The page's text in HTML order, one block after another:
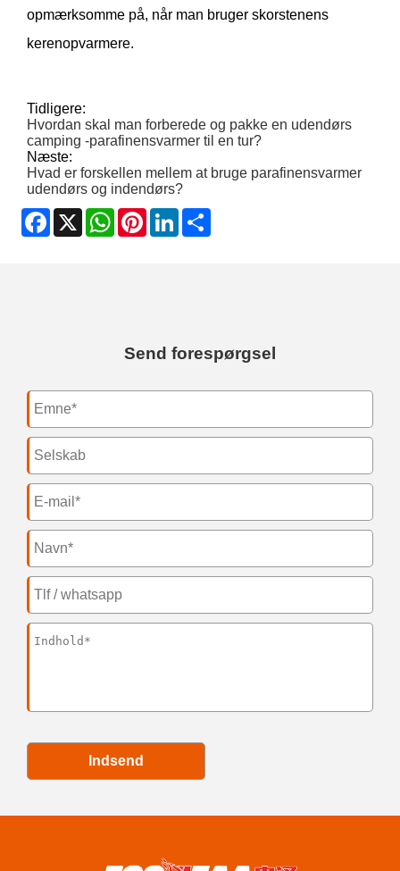
opmærksomme på, når man bruger skorstenens
kerenopvarmere.
Tidligere:
Hvordan skal man forberede og pakke en udendørs
camping -parafinensvarmer til en tur?
Næste:
Hvad er forskellen mellem at bruge parafinensvarmer
udendørs og indendørs?
Facebook
X WhatsApp
PinterestLinkedIn
Send forespørgsel
Indsend